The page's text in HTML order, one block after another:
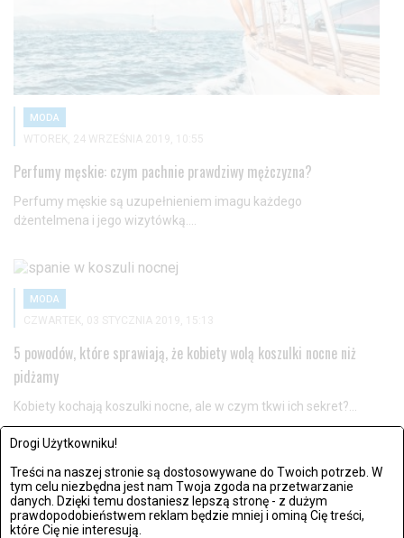
Drogi Użytkowniku!
Treści na naszej stronie są dostosowywane do Twoich potrzeb. W
tym celu niezbędna jest nam Twoja zgoda na przetwarzanie
danych. Dzięki temu dostaniesz lepszą stronę - z dużym
prawdopodobieństwem reklam będzie mniej i ominą Cię treści,
które Cię nie interesują.
MODA
WTOREK, 24 WRZEŚNIA 2019, 10:55
Perfumy męskie: czym pachnie prawdziwy mężczyzna?
Perfumy męskie są uzupełnieniem imagu każdego
dżentelmena i jego wizytówką....
MODA
CZWARTEK, 03 STYCZNIA 2019, 15:13
5 powodów, które sprawiają, że kobiety wolą koszulki nocne niż
pidżamy
Kobiety kochają koszulki nocne, ale w czym tkwi ich sekret?...